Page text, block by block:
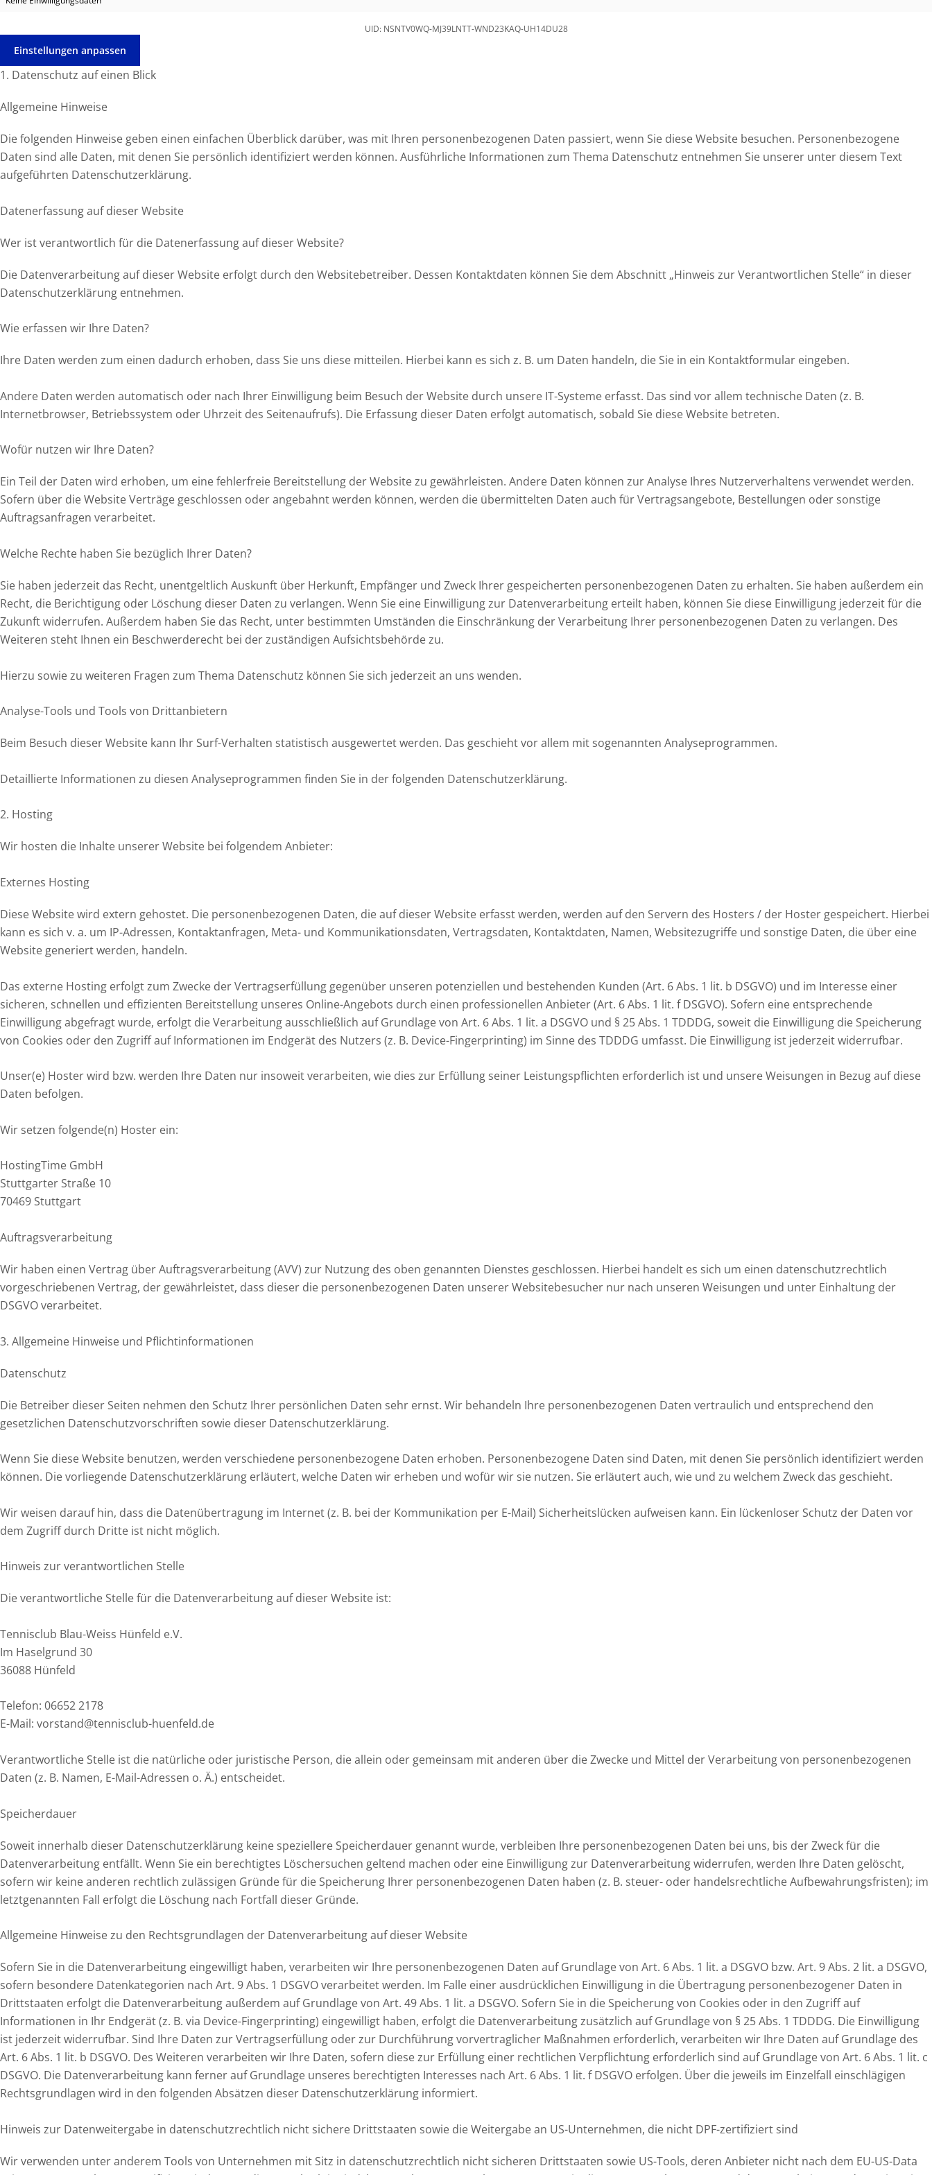
UID: NSNTV0WQ-MJ39LNTT-WND23KAQ-UH14DU28
Einstellungen anpassen
1. Datenschutz auf einen Blick
Allgemeine Hinweise
Die folgenden Hinweise geben einen einfachen Überblick darüber, was mit Ihren personenbezogenen Daten passiert, wenn Sie diese Website besuchen. Personenbezogene
Daten sind alle Daten, mit denen Sie persönlich identifiziert werden können. Ausführliche Informationen zum Thema Datenschutz entnehmen Sie unserer unter diesem Text
aufgeführten Datenschutzerklärung.
Datenerfassung auf dieser Website
Wer ist verantwortlich für die Datenerfassung auf dieser Website?
Die Datenverarbeitung auf dieser Website erfolgt durch den Websitebetreiber. Dessen Kontaktdaten können Sie dem Abschnitt „Hinweis zur Verantwortlichen Stelle“ in dieser
Datenschutzerklärung entnehmen.
Wie erfassen wir Ihre Daten?
Ihre Daten werden zum einen dadurch erhoben, dass Sie uns diese mitteilen. Hierbei kann es sich z. B. um Daten handeln, die Sie in ein Kontaktformular eingeben.
Andere Daten werden automatisch oder nach Ihrer Einwilligung beim Besuch der Website durch unsere IT-Systeme erfasst. Das sind vor allem technische Daten (z. B.
Internetbrowser, Betriebssystem oder Uhrzeit des Seitenaufrufs). Die Erfassung dieser Daten erfolgt automatisch, sobald Sie diese Website betreten.
Wofür nutzen wir Ihre Daten?
Ein Teil der Daten wird erhoben, um eine fehlerfreie Bereitstellung der Website zu gewährleisten. Andere Daten können zur Analyse Ihres Nutzerverhaltens verwendet werden.
Sofern über die Website Verträge geschlossen oder angebahnt werden können, werden die übermittelten Daten auch für Vertragsangebote, Bestellungen oder sonstige
Auftragsanfragen verarbeitet.
Welche Rechte haben Sie bezüglich Ihrer Daten?
Sie haben jederzeit das Recht, unentgeltlich Auskunft über Herkunft, Empfänger und Zweck Ihrer gespeicherten personenbezogenen Daten zu erhalten. Sie haben außerdem ein
Recht, die Berichtigung oder Löschung dieser Daten zu verlangen. Wenn Sie eine Einwilligung zur Datenverarbeitung erteilt haben, können Sie diese Einwilligung jederzeit für die
Zukunft widerrufen. Außerdem haben Sie das Recht, unter bestimmten Umständen die Einschränkung der Verarbeitung Ihrer personenbezogenen Daten zu verlangen. Des
Weiteren steht Ihnen ein Beschwerderecht bei der zuständigen Aufsichtsbehörde zu.
Hierzu sowie zu weiteren Fragen zum Thema Datenschutz können Sie sich jederzeit an uns wenden.
Analyse-Tools und Tools von Dritt­anbietern
Beim Besuch dieser Website kann Ihr Surf-Verhalten statistisch ausgewertet werden. Das geschieht vor allem mit sogenannten Analyseprogrammen.
Detaillierte Informationen zu diesen Analyseprogrammen finden Sie in der folgenden Datenschutzerklärung.
2. Hosting
Wir hosten die Inhalte unserer Website bei folgendem Anbieter:
Externes Hosting
Diese Website wird extern gehostet. Die personenbezogenen Daten, die auf dieser Website erfasst werden, werden auf den Servern des Hosters / der Hoster gespeichert. Hierbei
kann es sich v. a. um IP-Adressen, Kontaktanfragen, Meta- und Kommunikationsdaten, Vertragsdaten, Kontaktdaten, Namen, Websitezugriffe und sonstige Daten, die über eine
Website generiert werden, handeln.
Das externe Hosting erfolgt zum Zwecke der Vertragserfüllung gegenüber unseren potenziellen und bestehenden Kunden (Art. 6 Abs. 1 lit. b DSGVO) und im Interesse einer
sicheren, schnellen und effizienten Bereitstellung unseres Online-Angebots durch einen professionellen Anbieter (Art. 6 Abs. 1 lit. f DSGVO). Sofern eine entsprechende
Einwilligung abgefragt wurde, erfolgt die Verarbeitung ausschließlich auf Grundlage von Art. 6 Abs. 1 lit. a DSGVO und § 25 Abs. 1 TDDDG, soweit die Einwilligung die Speicherung
von Cookies oder den Zugriff auf Informationen im Endgerät des Nutzers (z. B. Device-Fingerprinting) im Sinne des TDDDG umfasst. Die Einwilligung ist jederzeit widerrufbar.
Unser(e) Hoster wird bzw. werden Ihre Daten nur insoweit verarbeiten, wie dies zur Erfüllung seiner Leistungspflichten erforderlich ist und unsere Weisungen in Bezug auf diese
Daten befolgen.
Wir setzen folgende(n) Hoster ein:
HostingTime GmbH
Stuttgarter Straße 10
70469 Stuttgart
Auftragsverarbeitung
Wir haben einen Vertrag über Auftragsverarbeitung (AVV) zur Nutzung des oben genannten Dienstes geschlossen. Hierbei handelt es sich um einen datenschutzrechtlich
vorgeschriebenen Vertrag, der gewährleistet, dass dieser die personenbezogenen Daten unserer Websitebesucher nur nach unseren Weisungen und unter Einhaltung der
DSGVO verarbeitet.
3. Allgemeine Hinweise und Pflicht­informationen
Datenschutz
Die Betreiber dieser Seiten nehmen den Schutz Ihrer persönlichen Daten sehr ernst. Wir behandeln Ihre personenbezogenen Daten vertraulich und entsprechend den
gesetzlichen Datenschutzvorschriften sowie dieser Datenschutzerklärung.
Wenn Sie diese Website benutzen, werden verschiedene personenbezogene Daten erhoben. Personenbezogene Daten sind Daten, mit denen Sie persönlich identifiziert werden
können. Die vorliegende Datenschutzerklärung erläutert, welche Daten wir erheben und wofür wir sie nutzen. Sie erläutert auch, wie und zu welchem Zweck das geschieht.
Wir weisen darauf hin, dass die Datenübertragung im Internet (z. B. bei der Kommunikation per E-Mail) Sicherheitslücken aufweisen kann. Ein lückenloser Schutz der Daten vor
dem Zugriff durch Dritte ist nicht möglich.
Hinweis zur verantwortlichen Stelle
Die verantwortliche Stelle für die Datenverarbeitung auf dieser Website ist:
Tennisclub Blau-Weiss Hünfeld e.V.
Im Haselgrund 30
36088 Hünfeld
Telefon: 06652 2178
E-Mail: vorstand@tennisclub-huenfeld.de
Verantwortliche Stelle ist die natürliche oder juristische Person, die allein oder gemeinsam mit anderen über die Zwecke und Mittel der Verarbeitung von personenbezogenen
Daten (z. B. Namen, E-Mail-Adressen o. Ä.) entscheidet.
Speicherdauer
Soweit innerhalb dieser Datenschutzerklärung keine speziellere Speicherdauer genannt wurde, verbleiben Ihre personenbezogenen Daten bei uns, bis der Zweck für die
Datenverarbeitung entfällt. Wenn Sie ein berechtigtes Löschersuchen geltend machen oder eine Einwilligung zur Datenverarbeitung widerrufen, werden Ihre Daten gelöscht,
sofern wir keine anderen rechtlich zulässigen Gründe für die Speicherung Ihrer personenbezogenen Daten haben (z. B. steuer- oder handelsrechtliche Aufbewahrungsfristen); im
letztgenannten Fall erfolgt die Löschung nach Fortfall dieser Gründe.
Allgemeine Hinweise zu den Rechtsgrundlagen der Datenverarbeitung auf dieser Website
Sofern Sie in die Datenverarbeitung eingewilligt haben, verarbeiten wir Ihre personenbezogenen Daten auf Grundlage von Art. 6 Abs. 1 lit. a DSGVO bzw. Art. 9 Abs. 2 lit. a DSGVO,
sofern besondere Datenkategorien nach Art. 9 Abs. 1 DSGVO verarbeitet werden. Im Falle einer ausdrücklichen Einwilligung in die Übertragung personenbezogener Daten in
Drittstaaten erfolgt die Datenverarbeitung außerdem auf Grundlage von Art. 49 Abs. 1 lit. a DSGVO. Sofern Sie in die Speicherung von Cookies oder in den Zugriff auf
Informationen in Ihr Endgerät (z. B. via Device-Fingerprinting) eingewilligt haben, erfolgt die Datenverarbeitung zusätzlich auf Grundlage von § 25 Abs. 1 TDDDG. Die Einwilligung
ist jederzeit widerrufbar. Sind Ihre Daten zur Vertragserfüllung oder zur Durchführung vorvertraglicher Maßnahmen erforderlich, verarbeiten wir Ihre Daten auf Grundlage des
Art. 6 Abs. 1 lit. b DSGVO. Des Weiteren verarbeiten wir Ihre Daten, sofern diese zur Erfüllung einer rechtlichen Verpflichtung erforderlich sind auf Grundlage von Art. 6 Abs. 1 lit. c
DSGVO. Die Datenverarbeitung kann ferner auf Grundlage unseres berechtigten Interesses nach Art. 6 Abs. 1 lit. f DSGVO erfolgen. Über die jeweils im Einzelfall einschlägigen
Rechtsgrundlagen wird in den folgenden Absätzen dieser Datenschutzerklärung informiert.
Hinweis zur Datenweitergabe in datenschutzrechtlich nicht sichere Drittstaaten sowie die Weitergabe an US-Unternehmen, die nicht DPF-zertifiziert sind
Wir verwenden unter anderem Tools von Unternehmen mit Sitz in datenschutzrechtlich nicht sicheren Drittstaaten sowie US-Tools, deren Anbieter nicht nach dem EU-US-Data